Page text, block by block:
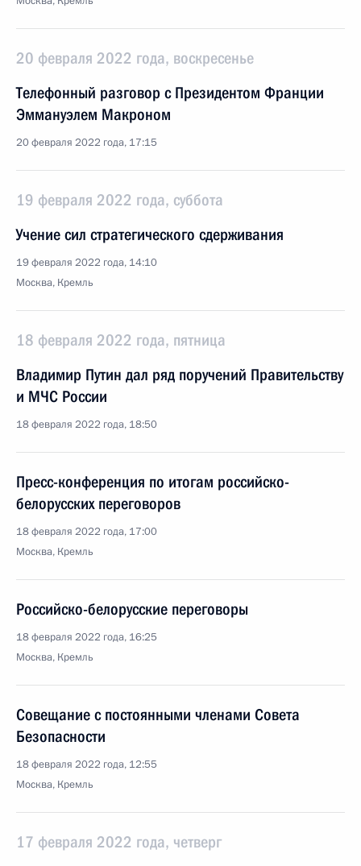
20 февраля 2022 года, воскресенье
Телефонный разговор с Президентом Франции
Эммануэлем Макроном
20 февраля 2022 года, 17:15
19 февраля 2022 года, суббота
Учение сил стратегического сдерживания
19 февраля 2022 года, 14:10
Москва, Кремль
18 февраля 2022 года, пятница
Владимир Путин дал ряд поручений Правительству
и МЧС России
18 февраля 2022 года, 18:50
Пресс-конференция по итогам российско-
белорусских переговоров
18 февраля 2022 года, 17:00
Москва, Кремль
Российско-белорусские переговоры
18 февраля 2022 года, 16:25
Москва, Кремль
Совещание с постоянными членами Совета
Безопасности
18 февраля 2022 года, 12:55
Москва, Кремль
17 февраля 2022 года, четверг